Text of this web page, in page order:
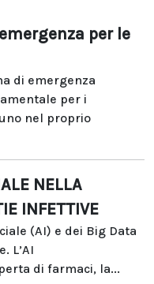
per le
di emergenza
per i
nel proprio
NELLA
INFETTIVE
(AI) e dei Big Data
L’AI
di farmaci, la...